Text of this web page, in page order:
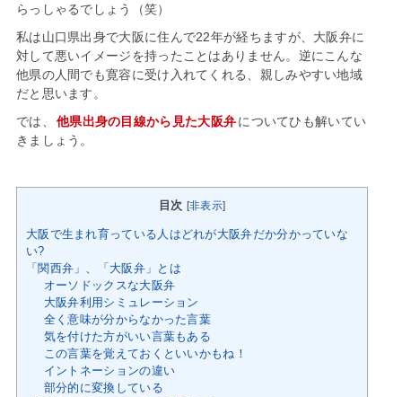
らっしゃるでしょう（笑）
私は山口県出身で大阪に住んで22年が経ちますが、大阪弁に
対して悪いイメージを持ったことはありません。逆にこんな
他県の人間でも寛容に受け入れてくれる、親しみやすい地域
だと思います。
では、
他県出身の目線から見た大阪弁についてひも解いてい
きましょう。
目次 [非表示]
大阪で生まれ育っている人はどれが大阪弁だか分かっていな
い?
「関西弁」、「大阪弁」とは
オーソドックスな大阪弁
大阪弁利用シミュレーション
全く意味が分からなかった言葉
気を付けた方がいい言葉もある
この言葉を覚えておくといいかもね！
イントネーションの違い
部分的に変換している